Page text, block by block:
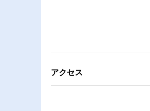
アクセス